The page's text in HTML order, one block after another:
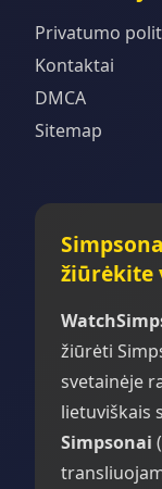
Privatumo
Kontaktai
DMCA
Sitemap
žiūrėkite
žiūrėti
svetainėje
lietuviškais
Simpsonai